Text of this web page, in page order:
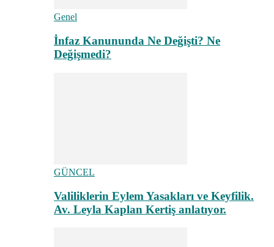
Genel
İnfaz Kanununda Ne Değişti? Ne
Değişmedi?
GÜNCEL
Valiliklerin Eylem Yasakları ve Keyfilik.
Av. Leyla Kaplan Kertiş anlatıyor.